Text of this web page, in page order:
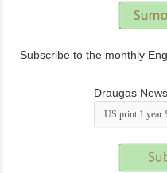
Subscribe to the monthly
Draugas News